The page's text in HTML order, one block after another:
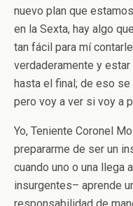
nuevo plan que
en la Sexta, hay algo
tan fácil para mí
verdaderamente y
hasta el final; de eso
pero voy a ver si voy a
Yo, Teniente Coronel
prepararme de ser un
cuando uno o una llega
insurgentes– aprende